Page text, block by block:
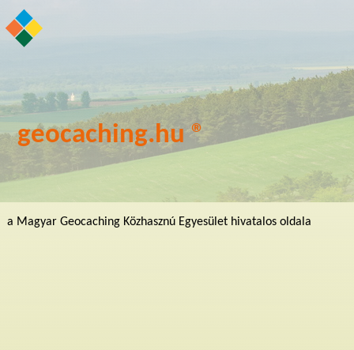
geocaching.hu ®
a Magyar Geocaching Közhasznú Egyesület hivatalos oldala